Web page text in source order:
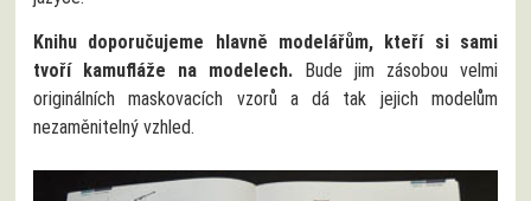
Knihu doporučujeme hlavně modelářům, kteří si sami
tvoří kamufláže na modelech. Bude jim zásobou velmi
originálních maskovacích vzorů a dá tak jejich modelům
nezaměnitelný vzhled.